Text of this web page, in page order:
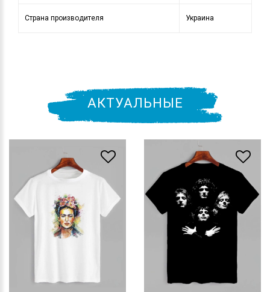
Страна производителя Украина
АКТУАЛЬНЫЕ